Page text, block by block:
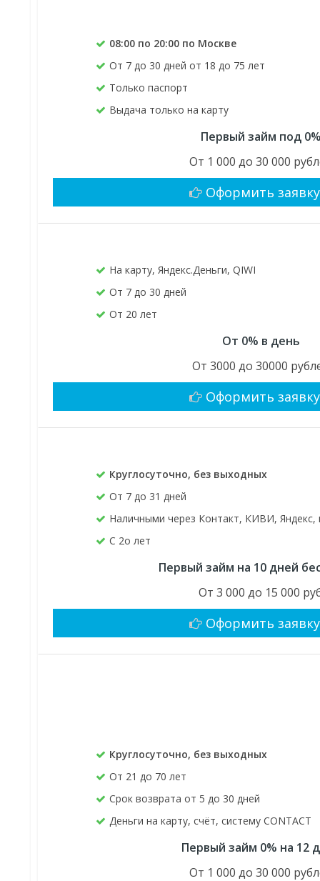
08:00 по 20:00 по Москве
От 7 до 30 дней от 18 до 75 лет
Только паспорт
Выдача только на карту
Первый займ под
От 1 000 до 30 000
Оформить заявку
На карту, Яндекс.Деньги, QIWI
От 7 до 30 дней
От 20 лет
От 0% в день
От 3000 до 30000
Оформить заявку
Круглосуточно, без выходных
От 7 до 31 дней
Наличными через Контакт, КИВИ, Яндекс,
C 2о лет
Первый займ на 10 дней
От 3 000 до 15 000
Оформить заявку
Круглосуточно, без выходных
От 21 до 70 лет
Срок возврата от 5 до 30 дней
Деньги на карту, счёт, систему CONTACT
Первый займ 0% на 12
От 1 000 до 30 000